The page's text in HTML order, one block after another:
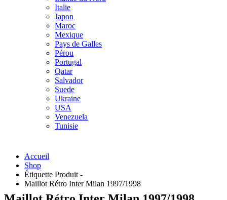
Italie
Japon
Maroc
Mexique
Pays de Galles
Pérou
Portugal
Qatar
Salvador
Suede
Ukraine
USA
Venezuela
Tunisie
Accueil
Shop
Étiquette Produit -
Maillot Rétro Inter Milan 1997/1998